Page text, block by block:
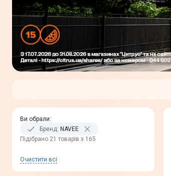
Ви обрали:
Бренд: NAVEE
Пiдiбрано 21 товарів з 165
Очистити всi